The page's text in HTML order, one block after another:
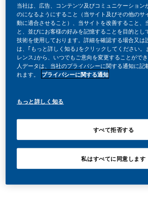
同で、渋谷における公
の環境改善および喫煙
る都市課題への対応を
に、「Action for 0」の
2026年度の取組みを開
した。
当社は、広告、コンテンツ及びコミュニケーション
のになるようにすること（当サイト及びその他のサ
動に適合させること）、当サイトを改善すること、
と、並びにお客様の好みを記憶することを目的とし
技術を使用しております。詳細を確認する場合又は
は、｢もっと詳しく知る｣をクリックしてください。
レンス｣から、いつでもご意向を変更することがで
人データは、当社のプライバシーに関する通知に記
れます。
プライバシーに関する通知
もっと詳しく知る
すべて拒否する
私はすべてに同意します